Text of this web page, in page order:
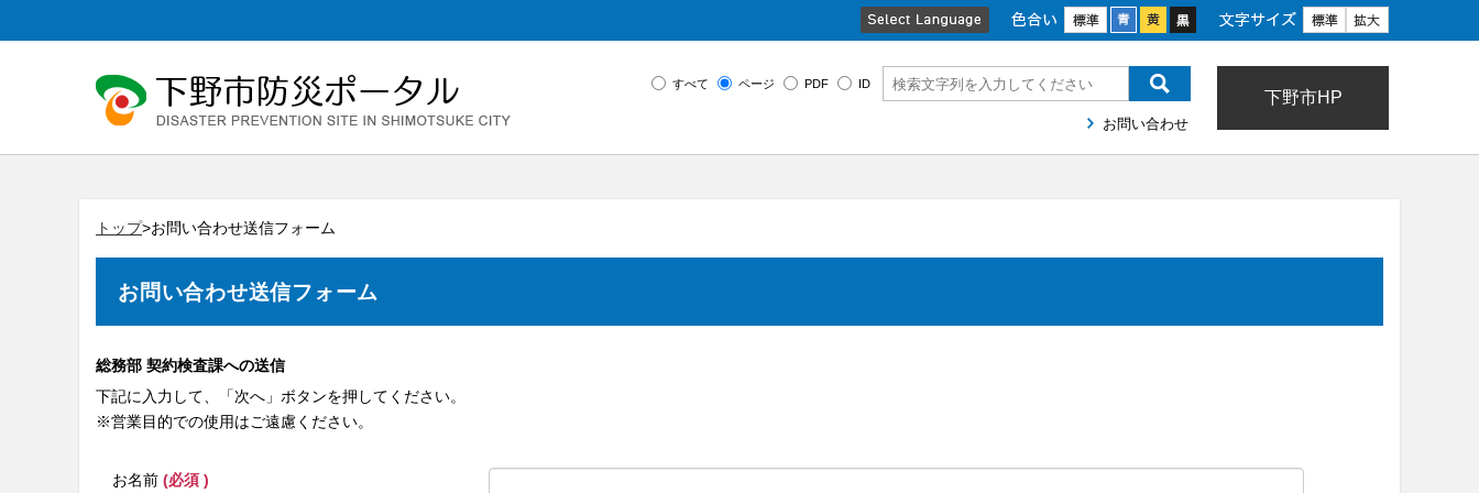
色合い 文字サイズ
下野市HP
お問い合わせ
すべて ページ PDF ID
トップ>お問い合わせ送信フォーム
お問い合わせ送信フォーム
総務部 契約検査課への送信
下記に入力して、「次へ」ボタンを押してください。
※営業目的での使用はご遠慮ください。
お名前 (必須 )